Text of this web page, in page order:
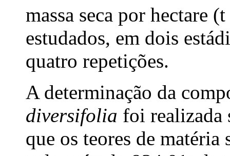
massa seca por hectare (t
estudados, em dois
quatro repetições.
A determinação da
diversifolia foi realizada
que os teores de